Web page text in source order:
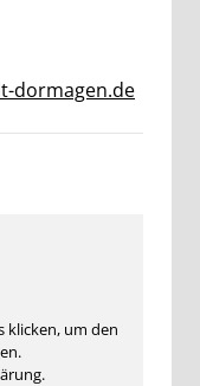
dormagen.de
klicken, um den